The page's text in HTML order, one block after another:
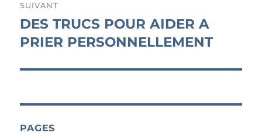
SUIVANT
Publication
suivante :
DES TRUCS POUR AIDER A
PRIER PERSONNELLEMENT
PAGES